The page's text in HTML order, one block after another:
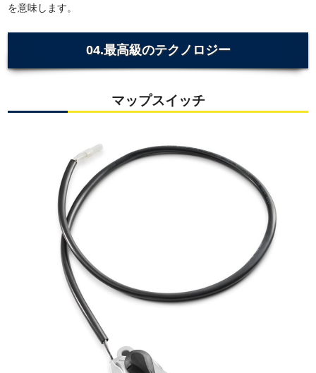
を意味します。
04.最高級のテクノロジー
マップスイッチ